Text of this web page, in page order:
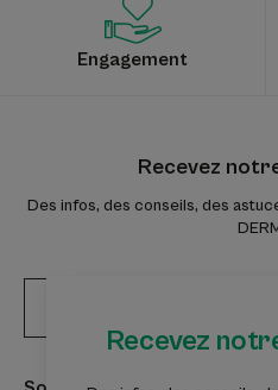
Recevez
Engagement
Recevez
Des infos, des conseils, des